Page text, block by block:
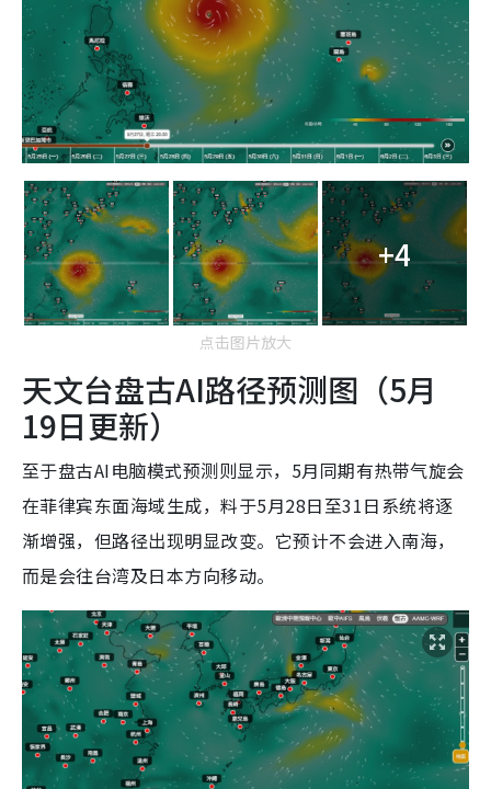
+4
点击图片放大
天文台盘古AI路径预测图（5月
19日更新）
至于盘古AI电脑模式预测则显示，5月同期有热带气旋会
在菲律宾东面海域生成，料于5月28日至31日系统将逐
渐增强，但路径出现明显改变。它预计不会进入南海，
而是会往台湾及日本方向移动。